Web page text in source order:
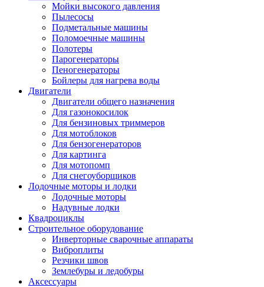
Мойки высокого давления
Пылесосы
Подметальные машины
Поломоечные машины
Полотеры
Парогенераторы
Пеногенераторы
Бойлеры для нагрева воды
Двигатели
Двигатели общего назначения
Для газонокосилок
Для бензиновых триммеров
Для мотоблоков
Для бензогенераторов
Для картинга
Для мотопомп
Для снегоуборщиков
Лодочные моторы и лодки
Лодочные моторы
Надувные лодки
Квадроциклы
Строительное оборудование
Инверторные сварочные аппараты
Виброплиты
Резчики швов
Землебуры и ледобуры
Аксессуары